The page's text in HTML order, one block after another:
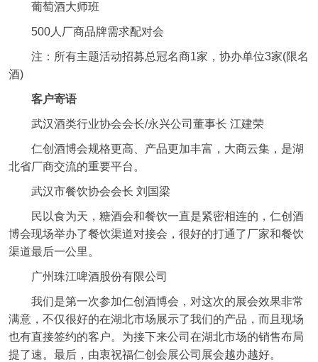
葡萄酒大师班
500人厂商品牌需求配对会
注：所有主题活动招募总冠名商1家，协办单位3家(限名
酒)
客户寄语
武汉酒类行业协会会长/永兴公司董事长 江建荣
仁创酒博会规格更高、产品更加丰富，大商云集，是湖
北省厂商交流的重要平台。
武汉市餐饮协会会长 刘国梁
民以食为天，糖酒会和餐饮一直是紧密相连的，仁创酒
博会现场举办了餐饮渠道对接会，很好的打通了厂家和餐饮
渠道最后一公里。
广州珠江啤酒股份有限公司
我们是第一次参加仁创酒博会，对这次的展会效果非常
满意，不仅很好的在湖北市场展示了我们的产品，而且现场
也有直接签约的客户。为接下来公司在湖北市场的销售布局
提了速。最后，由衷祝福仁创会展公司展会越办越好。